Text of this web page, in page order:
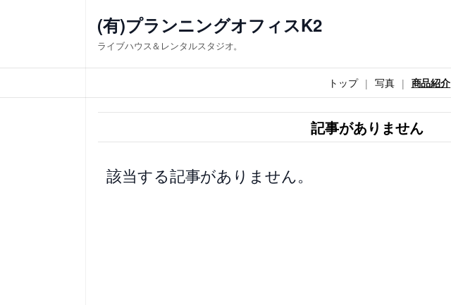
ス
キ
(有)プランニングオフィスK2
ライブハウス＆レンタルスタジオ。
トップ 写真 商品紹介
記事がありません
該当する記事がありません。